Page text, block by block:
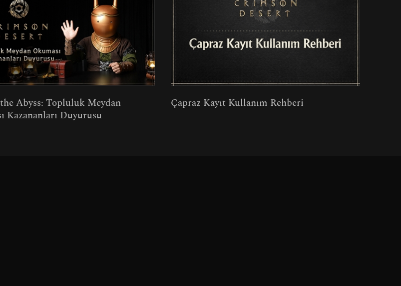
Abyss: Topluluk Meydan
Kazananları Duyurusu
Çapraz Kayıt Kullanım Rehberi